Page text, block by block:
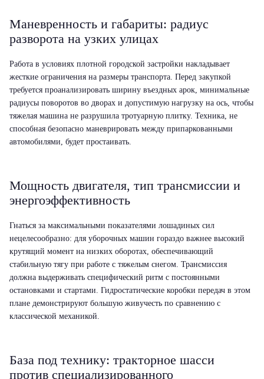
Маневренность и габариты: радиус
разворота на узких улицах
Работа в условиях плотной городской застройки накладывает
жесткие ограничения на размеры транспорта. Перед закупкой
требуется проанализировать ширину въездных арок, минимальные
радиусы поворотов во дворах и допустимую нагрузку на ось, чтобы
тяжелая машина не разрушила тротуарную плитку. Техника, не
способная безопасно маневрировать между припаркованными
автомобилями, будет простаивать.
Мощность двигателя, тип трансмиссии и
энергоэффективность
Гнаться за максимальными показателями лошадиных сил
нецелесообразно: для уборочных машин гораздо важнее высокий
крутящий момент на низких оборотах, обеспечивающий
стабильную тягу при работе с тяжелым снегом. Трансмиссия
должна выдерживать специфический ритм с постоянными
остановками и стартами. Гидростатические коробки передач в этом
плане демонстрируют большую живучесть по сравнению с
классической механикой.
База под технику: тракторное шасси
против специализированного